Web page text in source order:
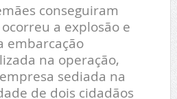
conseguiram
a explosão e
embarcação
na operação,
sediada na
de dois cidadãos